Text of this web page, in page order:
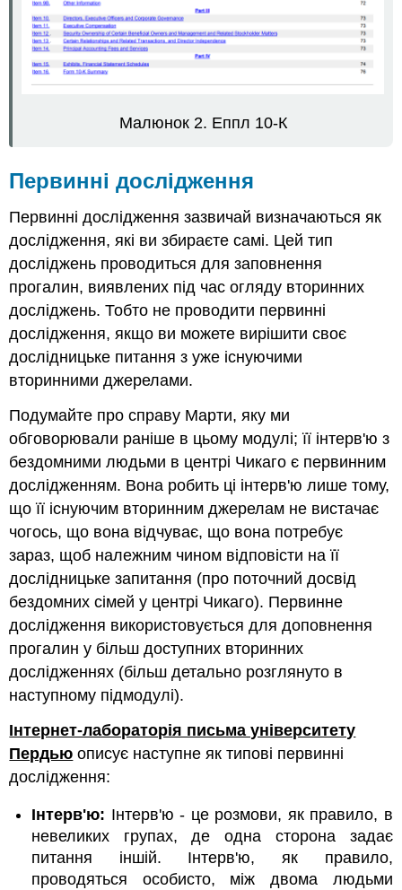
Малюнок 2. Еппл 10-К
Первинні дослідження
Первинні дослідження зазвичай визначаються як
дослідження, які ви збираєте самі. Цей тип
досліджень проводиться для заповнення
прогалин, виявлених під час огляду вторинних
досліджень. Тобто не проводити первинні
дослідження, якщо ви можете вирішити своє
дослідницьке питання з уже існуючими
вторинними джерелами.
Подумайте про справу Марти, яку ми
обговорювали раніше в цьому модулі; її інтерв'ю з
бездомними людьми в центрі Чикаго є первинним
дослідженням. Вона робить ці інтерв'ю лише тому,
що її існуючим вторинним джерелам не вистачає
чогось, що вона відчуває, що вона потребує
зараз, щоб належним чином відповісти на її
дослідницьке запитання (про поточний досвід
бездомних сімей у центрі Чикаго). Первинне
дослідження використовується для доповнення
прогалин у більш доступних вторинних
дослідженнях (більш детально розглянуто в
наступному підмодулі).
Інтернет-лабораторія письма університету
Пердью описує наступне як типові первинні
дослідження:
Інтерв'ю: Інтерв'ю - це розмови, як правило, в
невеликих групах, де одна сторона задає
питання іншій. Інтерв'ю, як правило,
проводяться особисто, між двома людьми